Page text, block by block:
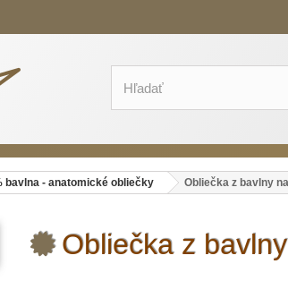
bavlna - anatomické obliečky Obliečka z bavlny
Obliečka z